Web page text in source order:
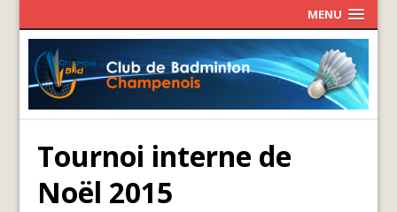
MENU
Tournoi interne de
Noël 2015